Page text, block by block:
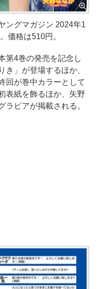
ングマガジン 2024年1
価格は510円。
第4巻の発売を記念し
き」が登場するほか、
回が巻中カラーとして
表紙を飾るほか、矢野
ラビアが掲載される。